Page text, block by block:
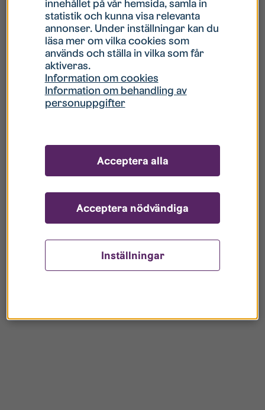
Hur gör jag om mitt konto är låst?
Hur gör jag när jag glömt mitt lösenord?
Vad innebär Gästkonto/Gästanvändare?
innehållet på vår hemsida, samla in
statistik och kunna visa relevanta
annonser. Under inställningar kan du
läsa mer om vilka cookies som
används och ställa in vilka som får
aktiveras.
Information om cookies
Information om behandling av
personuppgifter
Inställningar
Acceptera nödvändiga
Acceptera alla